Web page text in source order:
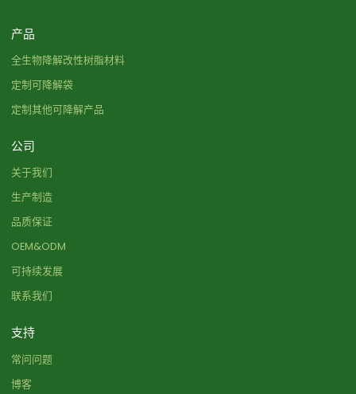
产品
全生物降解改性树脂材料
定制可降解袋
定制其他可降解产品
公司
关于我们
生产制造
品质保证
OEM&ODM
可持续发展
联系我们
支持
常问问题
博客